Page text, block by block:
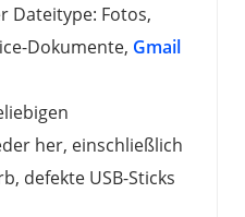
Dateitype: Fotos,
Dokumente, Gmail
her, einschließlich
defekte USB-Sticks